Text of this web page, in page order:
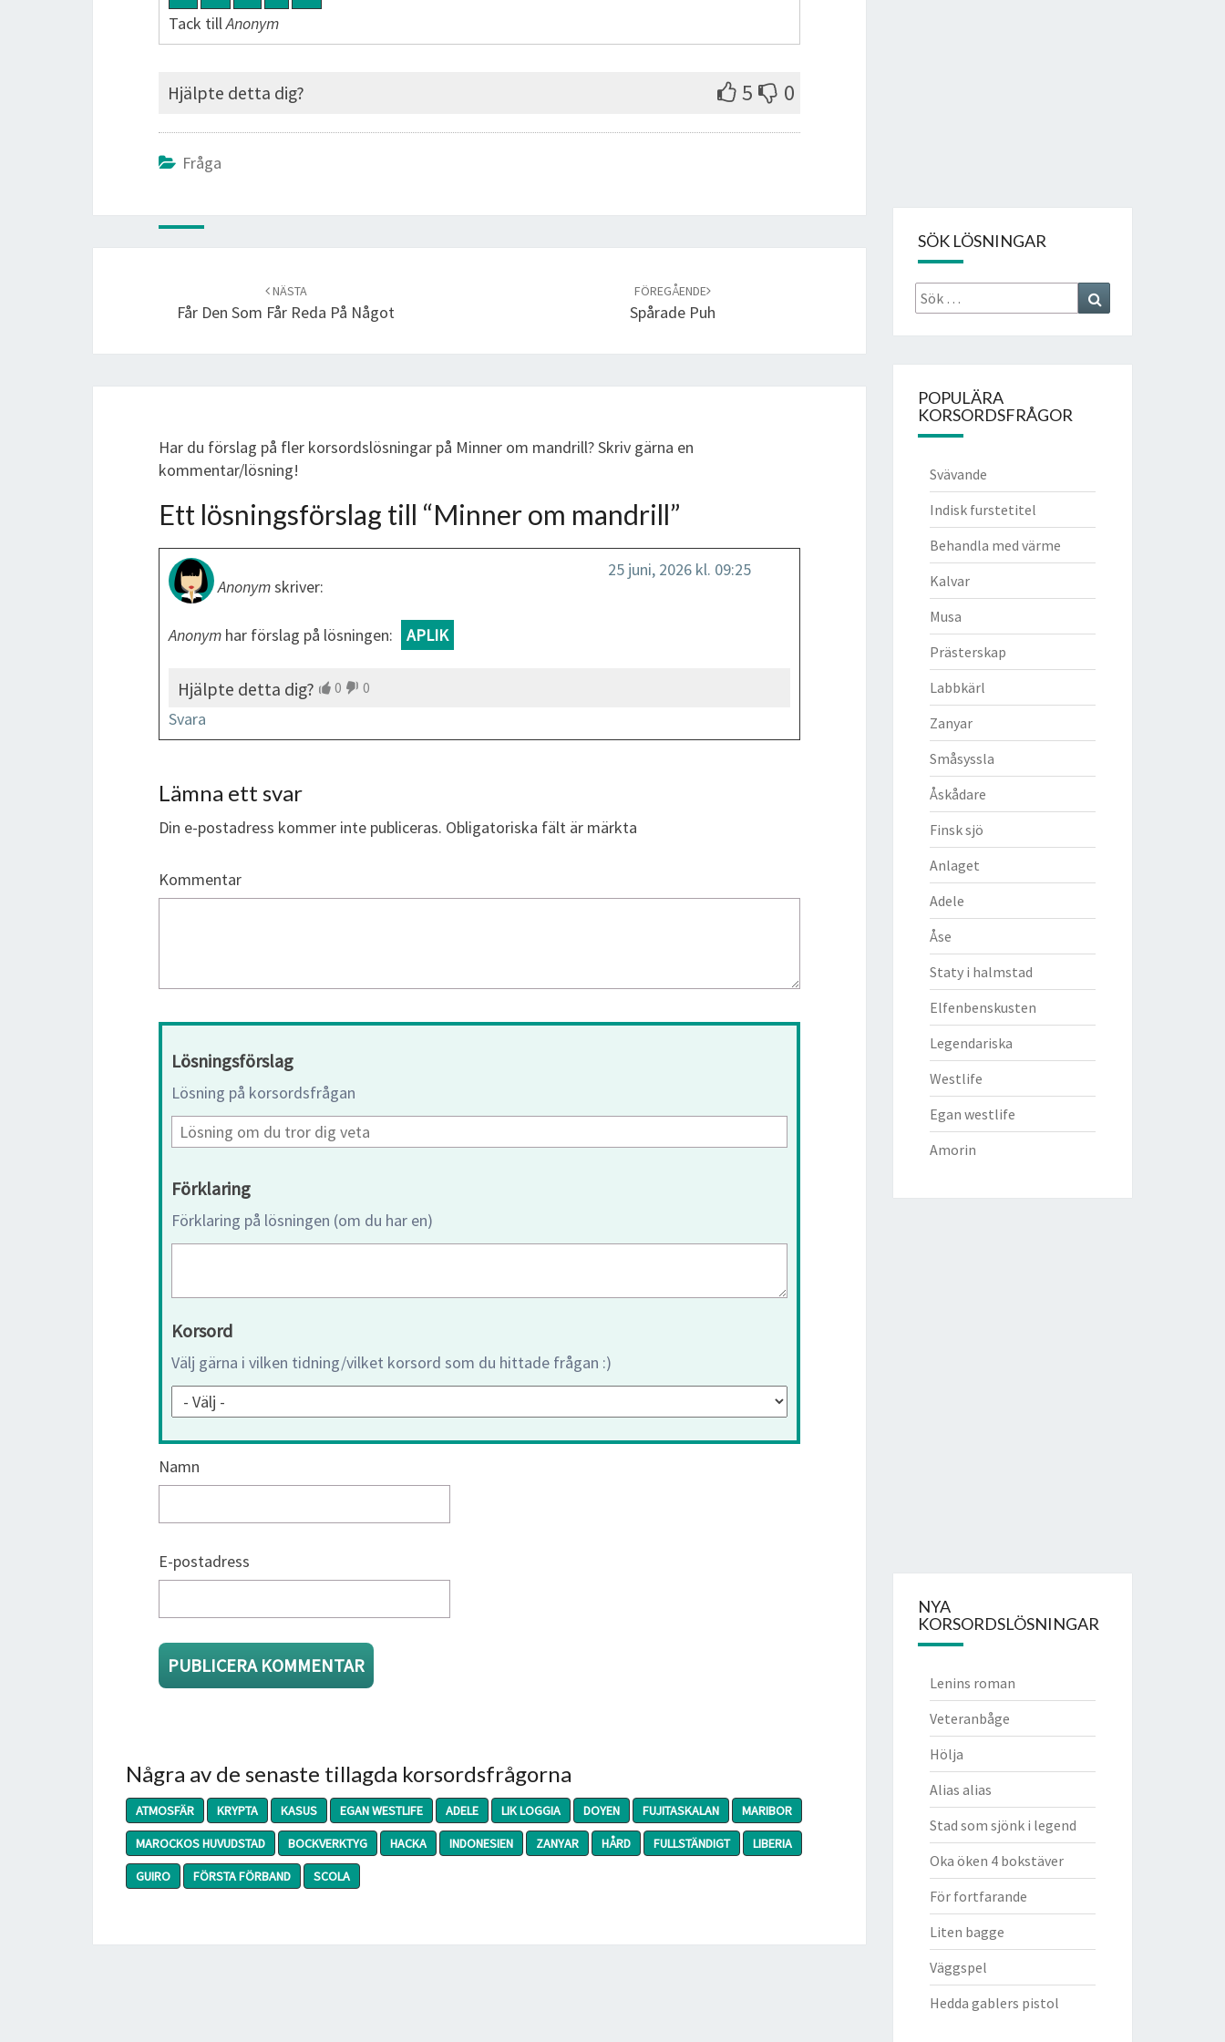
Tack tillAnonym
Hjälpte detta dig? 5 0
Fråga
NÄSTA
Får Den Som Får Reda På Något
FÖREGÅENDE
Spårade Puh
Har du förslag på fler korsordslösningar på Minner om mandrill? Skriv gärna en
kommentar/lösning!
Ett lösningsförslag till “Minner om mandrill”
Anonymskriver:
25 juni, 2026 kl. 09:25
Anonym har förslag på lösningen: APLIK
Hjälpte detta dig? 0 0
Svara
Lämna ett svar
Din e-postadress kommer inte publiceras. Obligatoriska fält är märkta
Kommentar
Lösningsförslag
Lösning på korsordsfrågan
Förklaring
Förklaring på lösningen (om du har en)
Korsord
Välj gärna i vilken tidning/vilket korsord som du hittade frågan :)
Namn
E-postadress
Några av de senaste tillagda korsordsfrågorna
ATMOSFÄR KRYPTA KASUS EGAN WESTLIFE ADELE LIK LOGGIA DOYEN FUJITASKALAN
MARIBOR
MAROCKOS HUVUDSTAD
BOCKVERKTYG HACKA INDONESIEN ZANYAR HÅRD FULLSTÄNDIGT
LIBERIA
GUIRO
FÖRSTA FÖRBAND SCOLA
SÖK LÖSNINGAR
Sök
efter:
POPULÄRA
KORSORDSFRÅGOR
Svävande
Indisk furstetitel
Behandla med värme
Kalvar
Musa
Prästerskap
Labbkärl
Zanyar
Småsyssla
Åskådare
Finsk sjö
Anlaget
Adele
Åse
Staty i halmstad
Elfenbenskusten
Legendariska
Westlife
Egan westlife
Amorin
NYA
KORSORDSLÖSNINGAR
Lenins roman
Veteranbåge
Hölja
Alias alias
Stad som sjönk i legend
Oka öken 4 bokstäver
För fortfarande
Liten bagge
Väggspel
Hedda gablers pistol